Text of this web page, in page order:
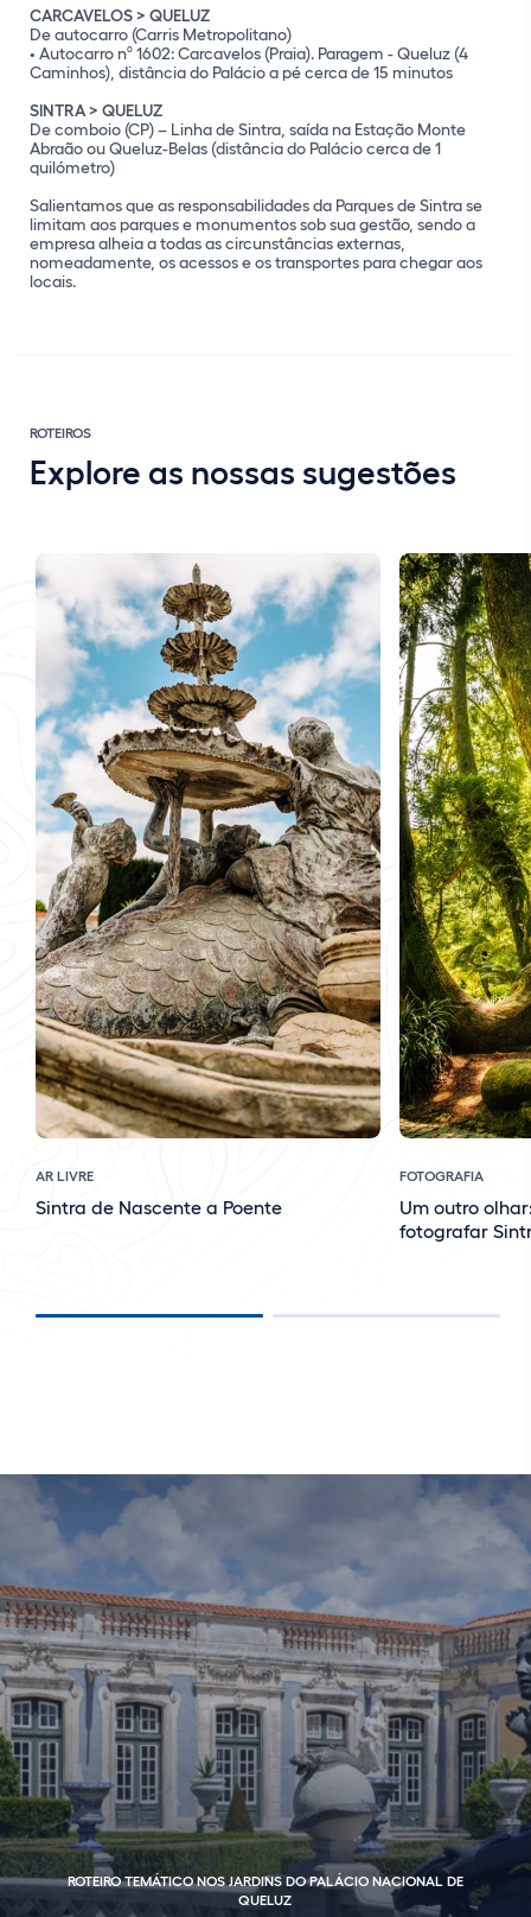
CARCAVELOS > QUELUZ
De autocarro (Carris Metropolitano)
• Autocarro nº 1602: Carcavelos (Praia). Paragem - Queluz (4
Caminhos), distância do Palácio a pé cerca de 15 minutos
SINTRA > QUELUZ
De comboio (CP) – Linha de Sintra, saída na Estação Monte
Abraão ou Queluz-Belas (distância do Palácio cerca de 1
quilómetro)
Salientamos que as responsabilidades da Parques de Sintra se
limitam aos parques e monumentos sob sua gestão, sendo a
empresa alheia a todas as circunstâncias externas,
nomeadamente, os acessos e os transportes para chegar aos
locais.
ROTEIROS
Explore as nossas sugestões
AR LIVRE
Sintra de Nascente a Poente
FOTOGRAFIA
Um outro
fotografar
ROTEIRO TEMÁTICO NOS JARDINS DO PALÁCIO NACIONAL DE
QUELUZ